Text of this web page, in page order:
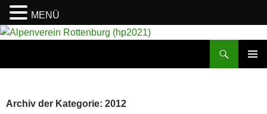
Archiv der Kategorie: 2012
MENÜ